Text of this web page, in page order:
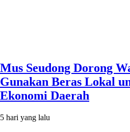
Mus Seudong Dorong
Gunakan Beras Lokal
Ekonomi Daerah
5 hari yang lalu